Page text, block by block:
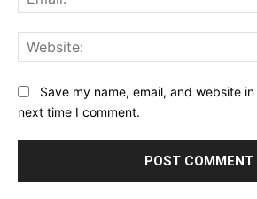
Save my name, email, and website
next time I comment.